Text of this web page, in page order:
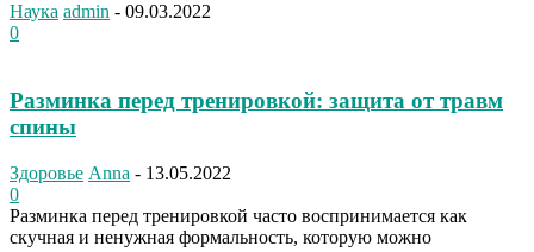
Наука admin - 09.03.2022
0
Разминка перед тренировкой: защита от травм
спины
Здоровье Anna - 13.05.2022
0
Разминка перед тренировкой часто воспринимается как
скучная и ненужная формальность, которую можно